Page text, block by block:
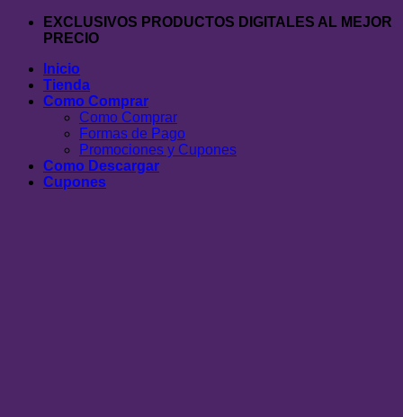
Saltar
EXCLUSIVOS PRODUCTOS DIGITALES AL MEJOR
PRECIO
Inicio
Tienda
Como Comprar
Como Comprar
Formas de Pago
Promociones y Cupones
Como Descargar
Cupones